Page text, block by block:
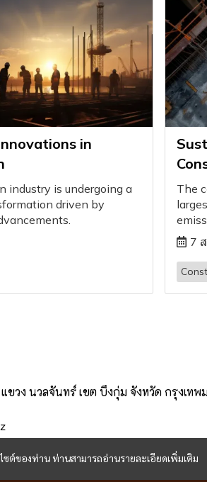
in
industry is undergoing a
driven by
The
7
ต์ของท่าน ท่านสามารถอ่านรายละเอียดเพิ่มเติม
ขวง นวลจันทร์ เขต บึงกุ่ม จังหวัด กรุงเทพ